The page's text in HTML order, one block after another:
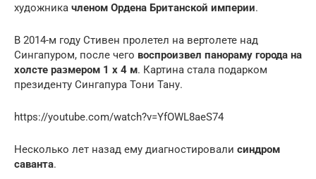
художника членом Ордена Британской империи.
В 2014-м году Стивен пролетел на вертолете над
Сингапуром, после чего воспроизвел панораму города на
холсте размером 1 х 4 м. Картина стала подарком
президенту Сингапура Тони Тану.
https://youtube.com/watch?v=YfOWL8aeS74
Несколько лет назад ему диагностировали синдром
саванта.